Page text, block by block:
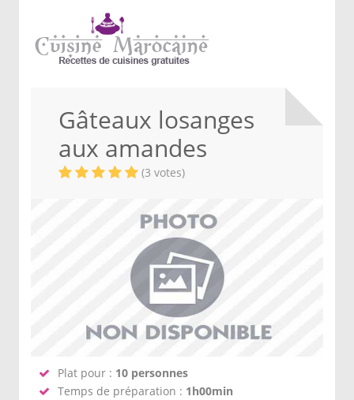
Gâteaux losanges
aux amandes
(3 votes)
Plat pour : 10 personnes
Temps de préparation : 1h00min